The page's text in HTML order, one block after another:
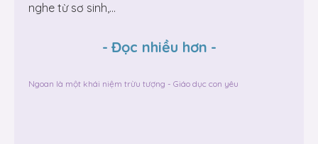
nghe từ sơ sinh,...
- Đọc nhiều hơn -
Ngoan là một khái niệm trừu tượng - Giáo dục con yêu